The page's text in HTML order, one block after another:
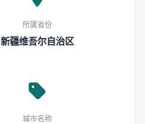
所属省份
新疆维吾尔自治区
城市名称